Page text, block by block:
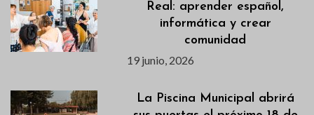
Real: aprender español,
informática y crear
comunidad
19 junio, 2026
La Piscina Municipal abrirá